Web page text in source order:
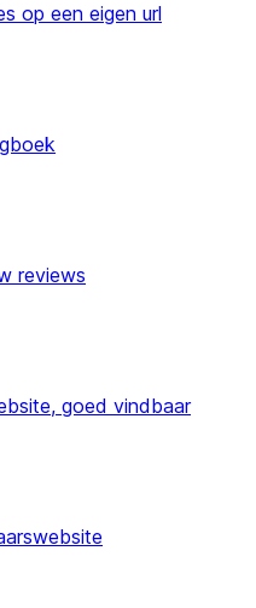
op een eigen url
reviews
goed vindbaar